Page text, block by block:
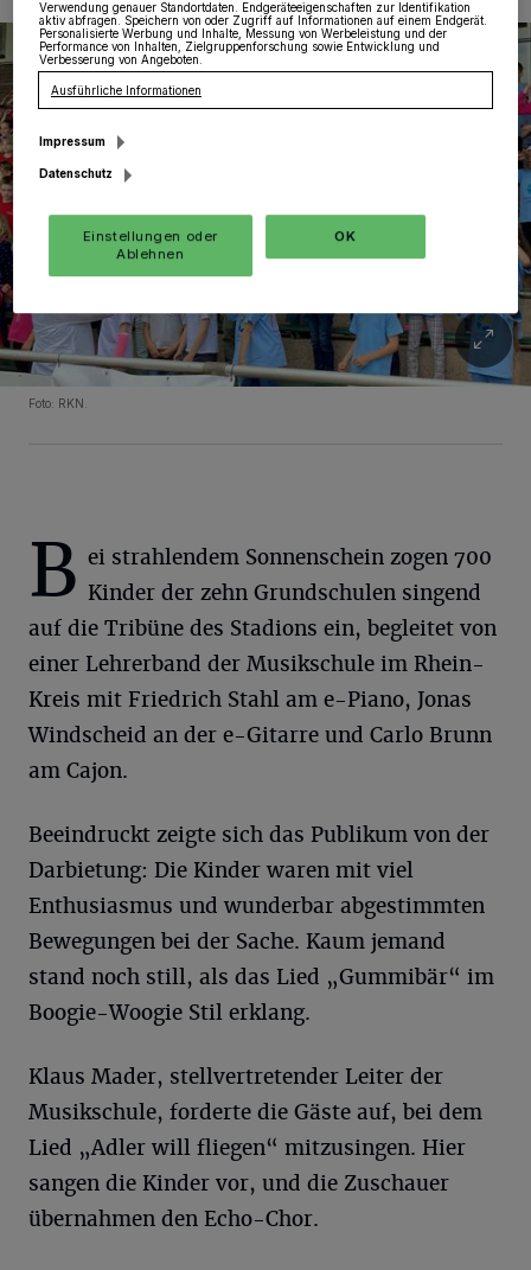
Foto: RKN.
B ei strahlendem Sonnenschein zogen 700
Kinder der zehn Grundschulen singend
auf die Tribüne des Stadions ein, begleitet von
einer Lehrerband der Musikschule im Rhein-
Kreis mit Friedrich Stahl am e-Piano, Jonas
Windscheid an der e-Gitarre und Carlo Brunn
am Cajon.
Beeindruckt zeigte sich das Publikum von der
Darbietung: Die Kinder waren mit viel
Enthusiasmus und wunderbar abgestimmten
Bewegungen bei der Sache. Kaum jemand
stand noch still, als das Lied „Gummibär“ im
Boogie-Woogie Stil erklang.
Klaus Mader, stellvertretender Leiter der
Musikschule, forderte die Gäste auf, bei dem
Lied „Adler will fliegen“ mitzusingen. Hier
sangen die Kinder vor, und die Zuschauer
übernahmen den Echo-Chor.
Verwendung genauer Standortdaten. Endgeräteeigenschaften zur Identifikation
aktiv abfragen. Speichern von oder Zugriff auf Informationen auf einem Endgerät.
Personalisierte Werbung und Inhalte, Messung von Werbeleistung und der
Performance von Inhalten, Zielgruppenforschung sowie Entwicklung und
Verbesserung von Angeboten.
Ausführliche Informationen
Impressum
Datenschutz
Einstellungen oder
Ablehnen
OK